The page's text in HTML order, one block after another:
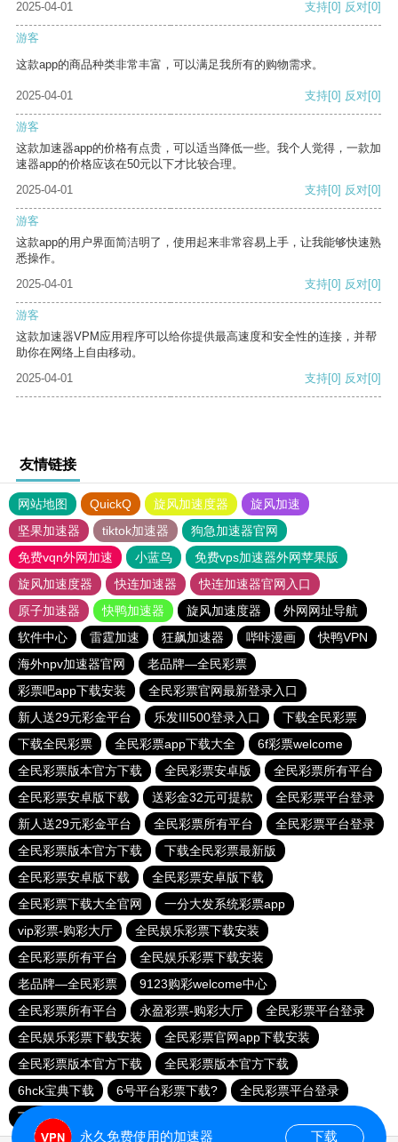
2025-04-01 支持[0] 反对[0]
游客
这款app的商品种类非常丰富，可以满足我所有的购物需求。
2025-04-01 支持[0] 反对[0]
游客
这款加速器app的价格有点贵，可以适当降低一些。我个人觉得，一款加
速器app的价格应该在50元以下才比较合理。
2025-04-01
支持[0] 反对[0]
游客
这款app的用户界面简洁明了，使用起来非常容易上手，让我能够快速熟
悉操作。
2025-04-01
支持[0] 反对[0]
游客
这款加速器VPM应用程序可以给你提供最高速度和安全性的连接，并帮
助你在网络上自由移动。
2025-04-01
支持[0] 反对[0]
友情链接
网站地图 QuickQ 旋风加速度器
旋风加速
坚果加速器
tiktok加速器
狗急加速器官网
免费vqn外网加速
小蓝鸟
免费vps加速器外网苹果版
旋风加速度器
快连加速器
快连加速器官网入口
原子加速器
快鸭加速器 旋风加速度器
外网网址导航
软件中心
雷霆加速 狂飙加速器 哔咔漫画
快鸭VPN
海外npv加速器官网
老品牌—全民彩票
彩票吧app下载安装
全民彩票官网最新登录入口
新人送29元彩金平台
乐发III500登录入口
下载全民彩票
下载全民彩票
全民彩票app下载大全
6f彩票welcome
全民彩票版本官方下载
全民彩票安卓版
全民彩票所有平台
全民彩票安卓版下载
送彩金32元可提款
全民彩票平台登录
新人送29元彩金平台
全民彩票所有平台
全民彩票平台登录
全民彩票版本官方下载
下载全民彩票最新版
全民彩票安卓版下载
全民彩票安卓版下载
全民彩票下载大全官网
一分大发系统彩票app
vip彩票-购彩大厅
全民娱乐彩票下载安装
全民彩票所有平台
全民娱乐彩票下载安装
老品牌—全民彩票
9123购彩welcome中心
全民彩票所有平台
永盈彩票-购彩大厅
全民彩票平台登录
全民娱乐彩票下载安装
全民彩票官网app下载安装
全民彩票版本官方下载
全民彩票版本官方下载
6hck宝典下载
6号平台彩票下载?
全民彩票平台登录
下载全民彩票
永久免费使用的加速器 下载